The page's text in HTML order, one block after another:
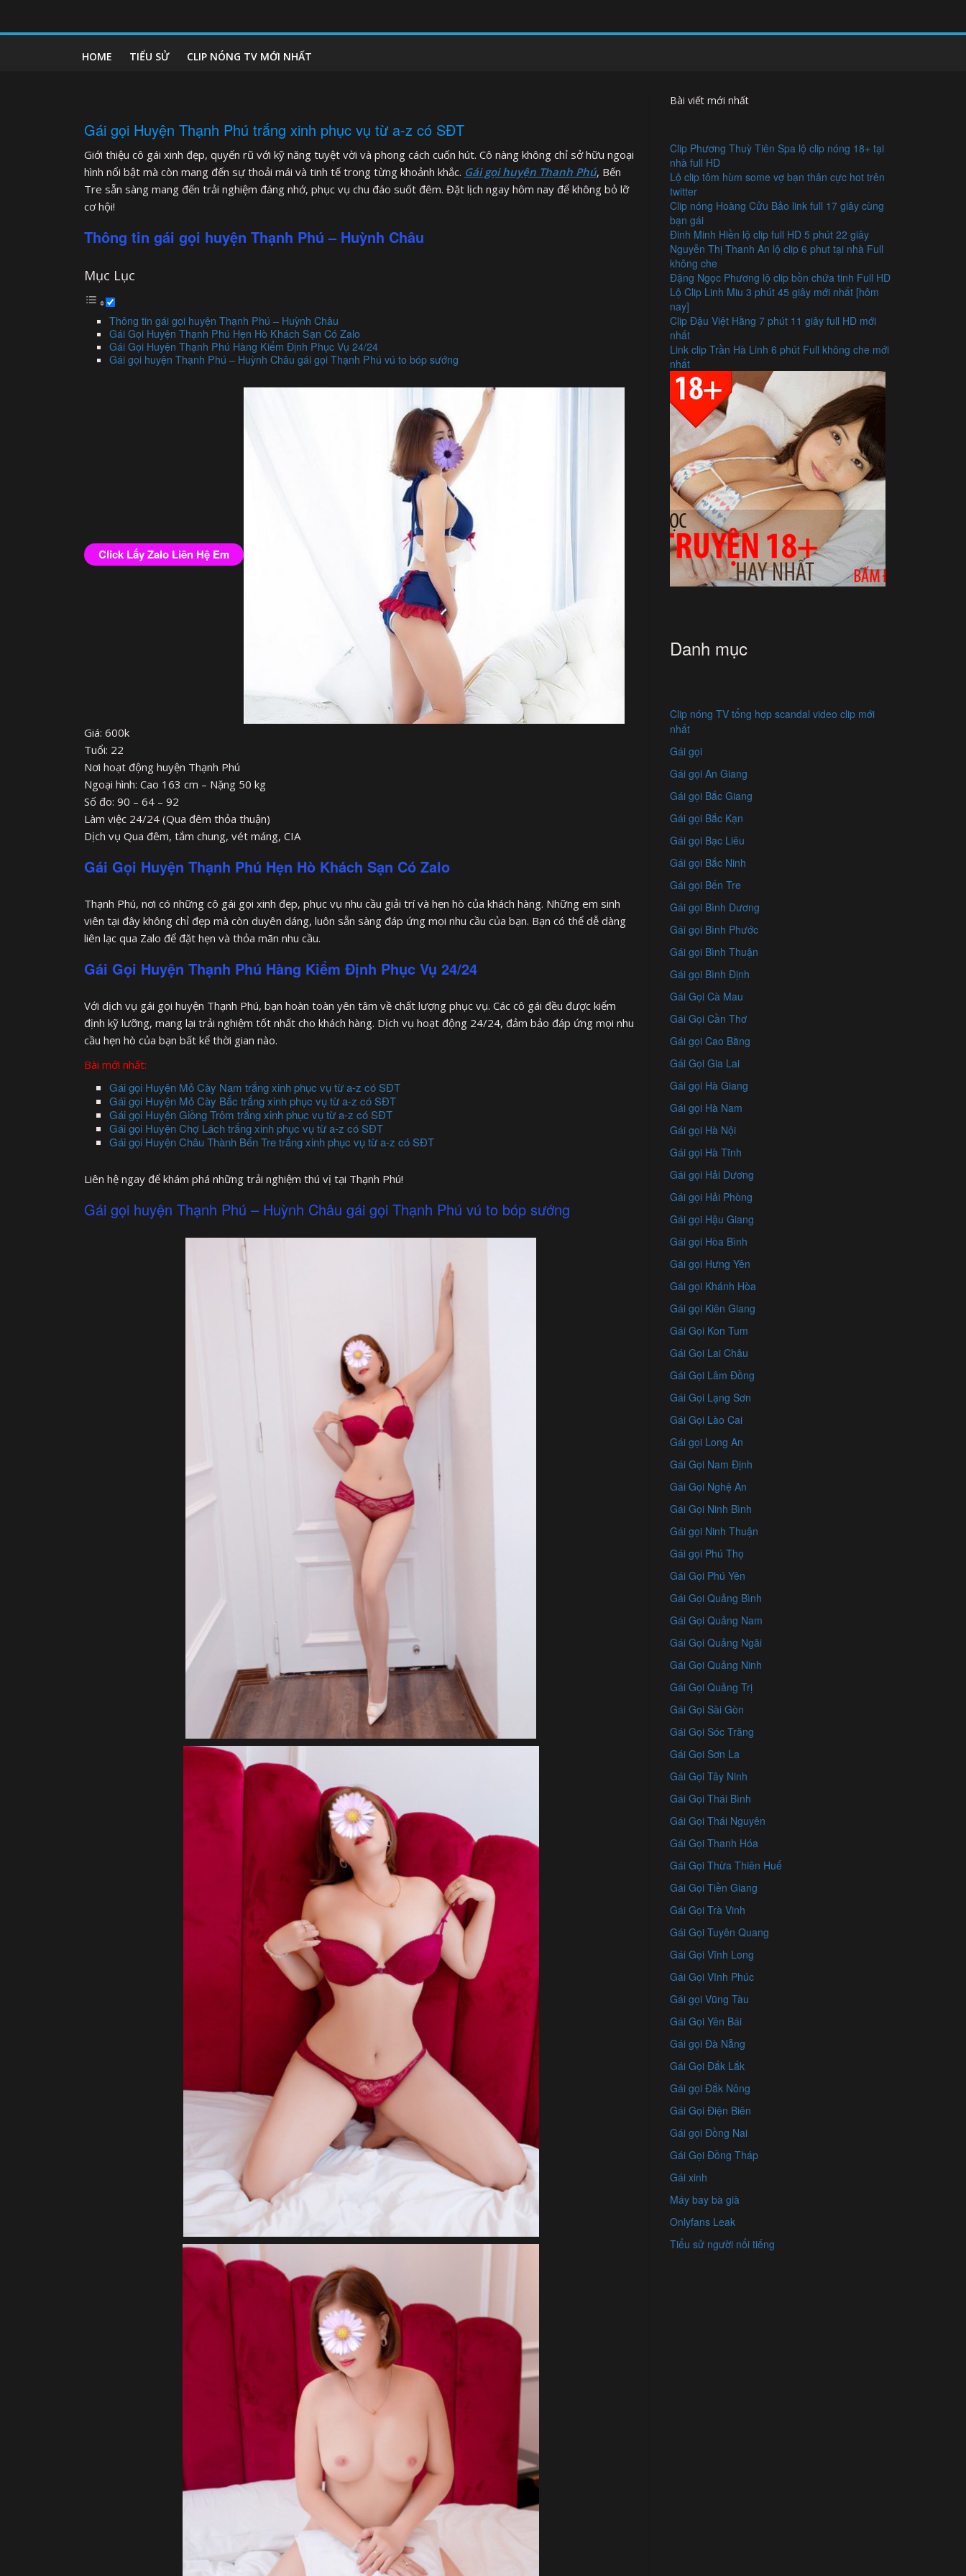
content
clipnonglive.com
HOME TIỂU SỬ CLIP NÓNG TV MỚI NHẤT
Gái gọi Huyện Thạnh Phú trắng xinh phục vụ từ a-z có SĐT
Giới thiệu cô gái xinh đẹp, quyến rũ với kỹ năng tuyệt vời và phong cách cuốn hút. Cô nàng không chỉ sở hữu ngoại
hình nổi bật mà còn mang đến sự thoải mái và tinh tế trong từng khoảnh khắc. Gái gọi huyện Thạnh Phú, Bến
Tre sẵn sàng mang đến trải nghiệm đáng nhớ, phục vụ chu đáo suốt đêm. Đặt lịch ngay hôm nay để không bỏ lỡ
cơ hội!
Thông tin gái gọi huyện Thạnh Phú – Huỳnh Châu
Mục Lục
Thông tin gái gọi huyện Thạnh Phú – Huỳnh Châu
Gái Gọi Huyện Thạnh Phú Hẹn Hò Khách Sạn Có Zalo
Gái Gọi Huyện Thạnh Phú Hàng Kiểm Định Phục Vụ 24/24
Gái gọi huyện Thạnh Phú – Huỳnh Châu gái gọi Thạnh Phú vú to bóp sướng
Click Lấy Zalo Liên Hệ Em
Giá: 600k
Tuổi: 22
Nơi hoạt động huyện Thạnh Phú
Ngoại hình: Cao 163 cm – Nặng 50 kg
Số đo: 90 – 64 – 92
Làm việc 24/24 (Qua đêm thỏa thuận)
Dịch vụ Qua đêm, tắm chung, vét máng, CIA
Gái Gọi Huyện Thạnh Phú Hẹn Hò Khách Sạn Có Zalo
Thạnh Phú, nơi có những cô gái gọi xinh đẹp, phục vụ nhu cầu giải trí và hẹn hò của khách hàng. Những em sinh
viên tại đây không chỉ đẹp mà còn duyên dáng, luôn sẵn sàng đáp ứng mọi nhu cầu của bạn. Bạn có thể dễ dàng
liên lạc qua Zalo để đặt hẹn và thỏa mãn nhu cầu.
Gái Gọi Huyện Thạnh Phú Hàng Kiểm Định Phục Vụ 24/24
Với dịch vụ gái gọi huyện Thạnh Phú, bạn hoàn toàn yên tâm về chất lượng phục vụ. Các cô gái đều được kiểm
định kỹ lưỡng, mang lại trải nghiệm tốt nhất cho khách hàng. Dịch vụ hoạt động 24/24, đảm bảo đáp ứng mọi nhu
cầu hẹn hò của bạn bất kể thời gian nào.
Bài mới nhất:
Gái gọi Huyện Mỏ Cày Nam trắng xinh phục vụ từ a-z có SĐT
Gái gọi Huyện Mỏ Cày Bắc trắng xinh phục vụ từ a-z có SĐT
Gái gọi Huyện Giồng Trôm trắng xinh phục vụ từ a-z có SĐT
Gái gọi Huyện Chợ Lách trắng xinh phục vụ từ a-z có SĐT
Gái gọi Huyện Châu Thành Bến Tre trắng xinh phục vụ từ a-z có SĐT
Liên hệ ngay để khám phá những trải nghiệm thú vị tại Thạnh Phú!
Gái gọi huyện Thạnh Phú – Huỳnh Châu gái gọi Thạnh Phú vú to bóp sướng
Bài viết mới nhất
Clip Phương Thuỳ Tiên Spa lộ clip nóng 18+ tại
nhà full HD
Lộ clip tôm hùm some vợ bạn thân cực hot trên
twitter
Clip nóng Hoàng Cửu Bảo link full 17 giây cùng
bạn gái
Đinh Minh Hiền lộ clip full HD 5 phút 22 giây
Nguyễn Thị Thanh An lộ clip 6 phut tại nhà Full
không che
Đặng Ngọc Phương lộ clip bồn chứa tinh Full HD
Lộ Clip Linh Miu 3 phút 45 giây mới nhất [hôm
nay]
Clip Đậu Việt Hằng 7 phút 11 giây full HD mới
nhất
Link clip Trần Hà Linh 6 phút Full không che mới
nhất
Danh mục
Clip nóng TV tổng hợp scandal video clip mới
nhất
Gái gọi
Gái gọi An Giang
Gái gọi Bắc Giang
Gái gọi Bắc Kạn
Gái gọi Bạc Liêu
Gái gọi Bắc Ninh
Gái gọi Bến Tre
Gái gọi Bình Dương
Gái gọi Bình Phước
Gái gọi Bình Thuận
Gái gọi Bình Định
Gái Gọi Cà Mau
Gái Gọi Cần Thơ
Gái gọi Cao Bằng
Gái Gọi Gia Lai
Gái gọi Hà Giang
Gái gọi Hà Nam
Gái gọi Hà Nội
Gái gọi Hà Tĩnh
Gái gọi Hải Dương
Gái gọi Hải Phòng
Gái gọi Hậu Giang
Gái gọi Hòa Bình
Gái gọi Hưng Yên
Gái gọi Khánh Hòa
Gái gọi Kiên Giang
Gái Gọi Kon Tum
Gái Gọi Lai Châu
Gái Gọi Lâm Đồng
Gái Gọi Lạng Sơn
Gái Gọi Lào Cai
Gái gọi Long An
Gái Gọi Nam Định
Gái Gọi Nghệ An
Gái Gọi Ninh Bình
Gái gọi Ninh Thuận
Gái gọi Phú Thọ
Gái Gọi Phú Yên
Gái Gọi Quảng Bình
Gái Gọi Quảng Nam
Gái Gọi Quảng Ngãi
Gái Gọi Quảng Ninh
Gái Gọi Quảng Trị
Gái Gọi Sài Gòn
Gái Gọi Sóc Trăng
Gái Gọi Sơn La
Gái Gọi Tây Ninh
Gái Gọi Thái Bình
Gái Gọi Thái Nguyên
Gái Gọi Thanh Hóa
Gái Gọi Thừa Thiên Huế
Gái Gọi Tiền Giang
Gái Gọi Trà Vinh
Gái Gọi Tuyên Quang
Gái Gọi Vĩnh Long
Gái Gọi Vĩnh Phúc
Gái gọi Vũng Tàu
Gái Gọi Yên Bái
Gái gọi Đà Nẵng
Gái Gọi Đắk Lắk
Gái gọi Đắk Nông
Gái Gọi Điện Biên
Gái gọi Đồng Nai
Gái Gọi Đồng Tháp
Gái xinh
Máy bay bà già
Onlyfans Leak
Tiểu sử người nổi tiếng